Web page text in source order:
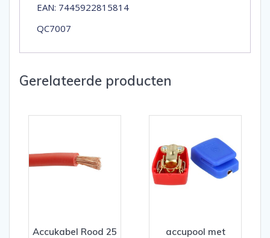
EAN: 7445922815814
QC7007
Gerelateerde producten
Accukabel Rood 25
accupool met